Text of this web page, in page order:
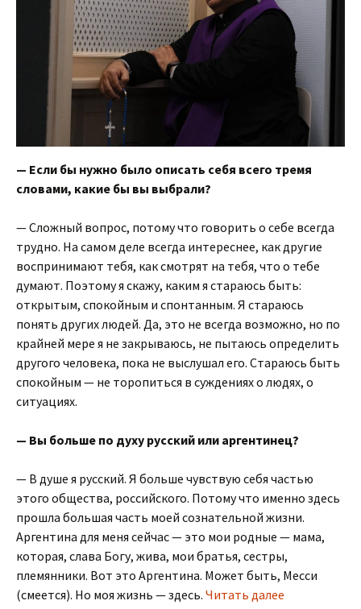
— Если бы нужно было описать себя всего тремя
словами, какие бы вы выбрали?
— Сложный вопрос, потому что говорить о себе всегда
трудно. На самом деле всегда интереснее, как другие
воспринимают тебя, как смотрят на тебя, что о тебе
думают. Поэтому я скажу, каким я стараюсь быть:
открытым, спокойным и спонтанным. Я стараюсь
понять других людей. Да, это не всегда возможно, но по
крайней мере я не закрываюсь, не пытаюсь определить
другого человека, пока не выслушал его. Стараюсь быть
спокойным — не торопиться в суждениях о людях, о
ситуациях.
— Вы больше по духу русский или аргентинец?
— В душе я русский. Я больше чувствую себя частью
этого общества, российского. Потому что именно здесь
прошла большая часть моей сознательной жизни.
Аргентина для меня сейчас — это мои родные — мама,
которая, слава Богу, жива, мои братья, сестры,
племянники. Вот это Аргентина. Может быть, Месси
(смеется). Но моя жизнь — здесь. Читать далее